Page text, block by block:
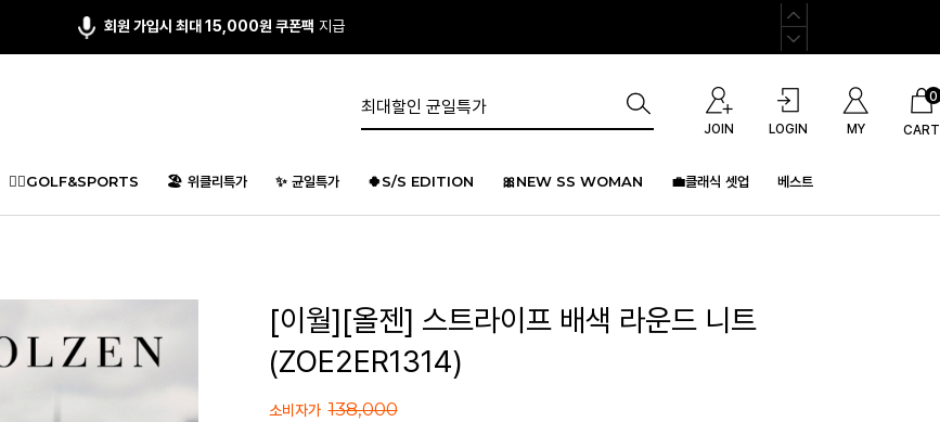
회원 가입시 최대 15,000원 쿠폰팩 지급
JOIN LOGIN MY CART
0
🏌️‍♂️GOLF&SPORTS 🏖️ 위클리특가 ✨ 균일특가 🍀S/S EDITION 🎀NEW SS WOMAN 💼클래식 셋업 베스트
[이월][올젠] 스트라이프 배색 라운드 니트
(ZOE2ER1314)
소비자가 138,000